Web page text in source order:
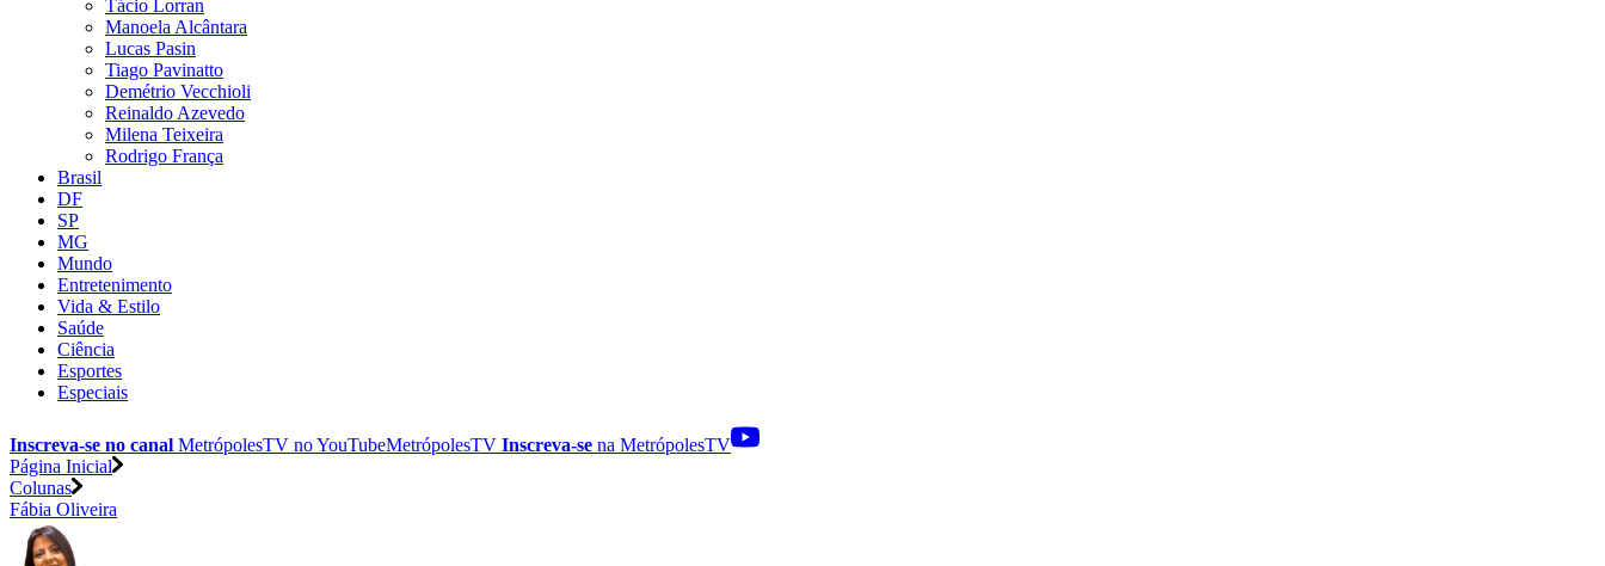
Tácio Lorran
Manoela Alcântara
Lucas Pasin
Tiago Pavinatto
Demétrio Vecchioli
Reinaldo Azevedo
Milena Teixeira
Rodrigo França
Brasil
DF
SP
MG
Mundo
Entretenimento
Vida & Estilo
Saúde
Ciência
Esportes
Especiais
Inscreva-se no canal MetrópolesTV noYouTubeMetrópolesTV Inscreva-se na MetrópolesTV
Página Inicial
Colunas
Fábia Oliveira